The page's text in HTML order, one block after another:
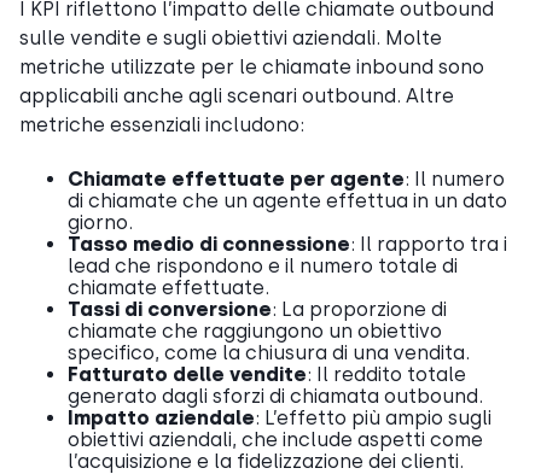
I KPI riflettono l’impatto delle chiamate outbound
sulle vendite e sugli obiettivi aziendali. Molte
metriche utilizzate per le chiamate inbound sono
applicabili anche agli scenari outbound. Altre
metriche essenziali includono:
Chiamate effettuate per agente: Il numero
di chiamate che un agente effettua in un dato
giorno.
Tasso medio di connessione: Il rapporto tra i
lead che rispondono e il numero totale di
chiamate effettuate.
Tassi di conversione: La proporzione di
chiamate che raggiungono un obiettivo
specifico, come la chiusura di una vendita.
Fatturato delle vendite: Il reddito totale
generato dagli sforzi di chiamata outbound.
Impatto aziendale: L’effetto più ampio sugli
obiettivi aziendali, che include aspetti come
l’acquisizione e la fidelizzazione dei clienti.